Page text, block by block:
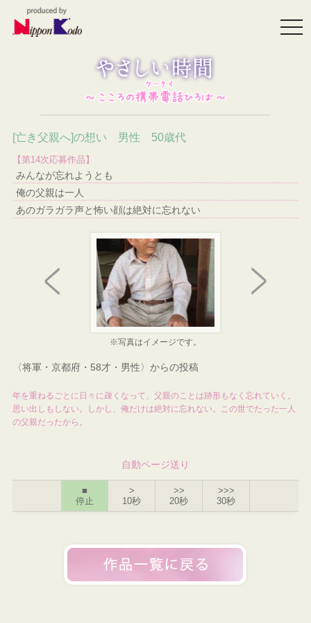
[亡き父親へ]の想い 男性 50歳代
【第14次応募作品】
みんなが忘れようとも
俺の父親は一人
あのガラガラ声と怖い顔は絶対に忘れない
※写真はイメージです。
〈将軍・京都府・58才・男性〉からの投稿
年を重ねるごとに日々に疎くなって、父親のことは跡形もなく忘れていく。
思い出しもしない。しかし、俺だけは絶対に忘れない。この世でたった一人
の父親だったから。
自動ページ送り
■
停止
>
10秒
>>
20秒
>>>
30秒